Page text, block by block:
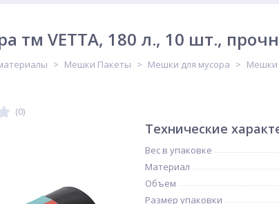
тм VETTA, 180 л., 10 шт.,
Мешки Пакеты Мешки для мусора Мешки
(0)
Технические
Вес в упаковке
Материал
Объем
Размер упаковки